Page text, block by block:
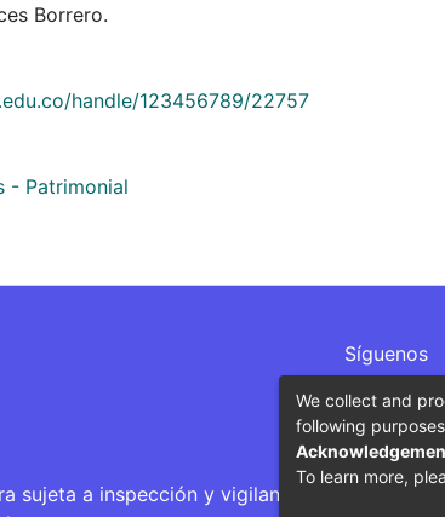
Borrero.
handle/123456789/22757
- Patrimonial
Síguenos
sujeta a inspección y vigilancia por parte del
We collect and
following
To learn more,